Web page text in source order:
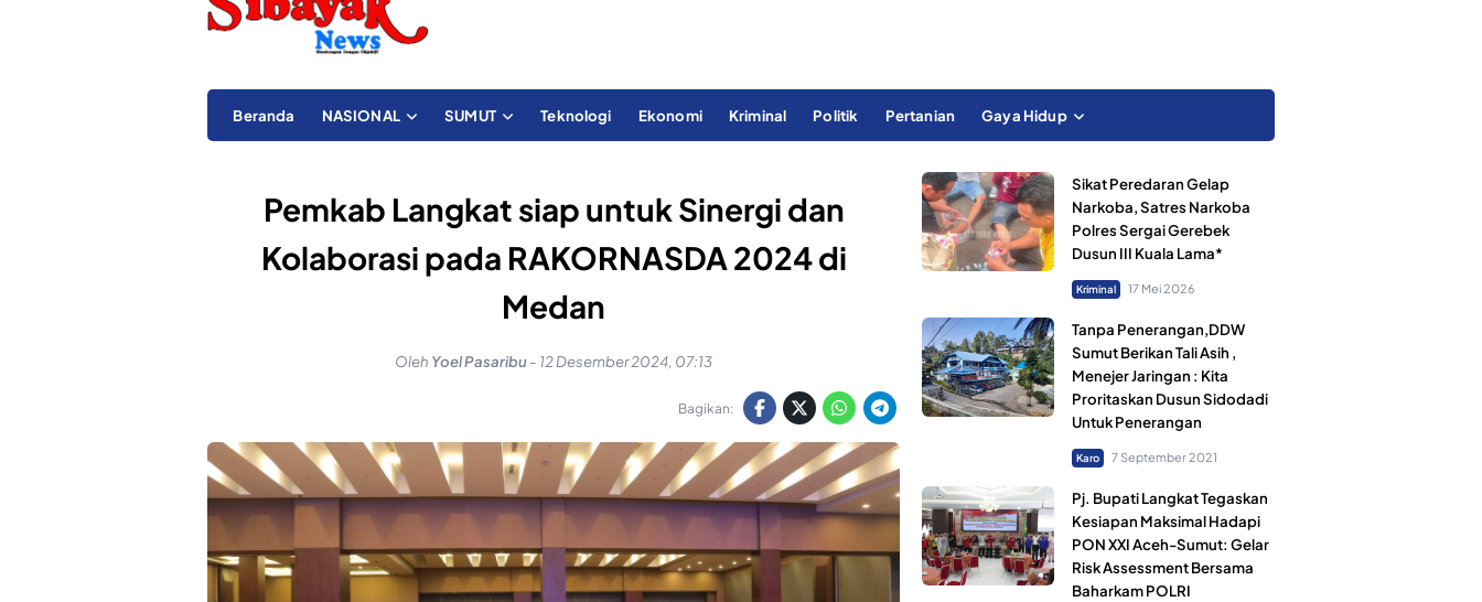
Beranda NASIONAL SUMUT Teknologi Ekonomi Kriminal Politik Pertanian Gaya Hidup
Pemkab Langkat siap untuk Sinergi dan
Kolaborasi pada RAKORNASDA 2024 di
Medan
Oleh Yoel Pasaribu- 12 Desember 2024, 07:13
Bagikan:
Sikat Peredaran Gelap
Narkoba, Satres Narkoba
Polres Sergai Gerebek
Dusun III Kuala Lama*
Kriminal 17 Mei 2026
Tanpa Penerangan,DDW
Sumut Berikan Tali Asih ,
Menejer Jaringan : Kita
Proritaskan Dusun Sidodadi
Untuk Penerangan
Karo 7 September 2021
Pj. Bupati Langkat Tegaskan
Kesiapan Maksimal Hadapi
PON XXI Aceh-Sumut: Gelar
Risk Assessment Bersama
Baharkam POLRI